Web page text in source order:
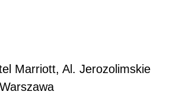
Marriott, Al. Jerozolimskie